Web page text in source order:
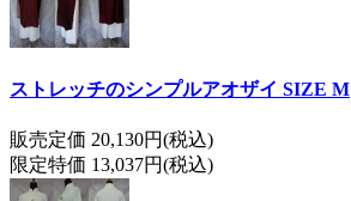
ストレッチのシンプルアオザイ SIZE M
販売定価 20,130円(税込)
限定特価 13,037円(税込)